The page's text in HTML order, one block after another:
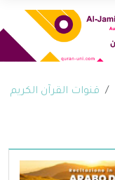
قنوات القرآن الكريم